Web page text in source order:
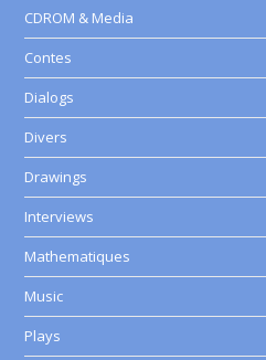
CDROM & Media
Contes
Dialogs
Divers
Drawings
Interviews
Mathematiques
Music
Plays